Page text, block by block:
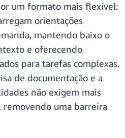
um formato mais flexível:
orientações
mantendo baixo o
e oferecendo
para tarefas complexas.
de documentação e a
não exigem mais
removendo uma barreira